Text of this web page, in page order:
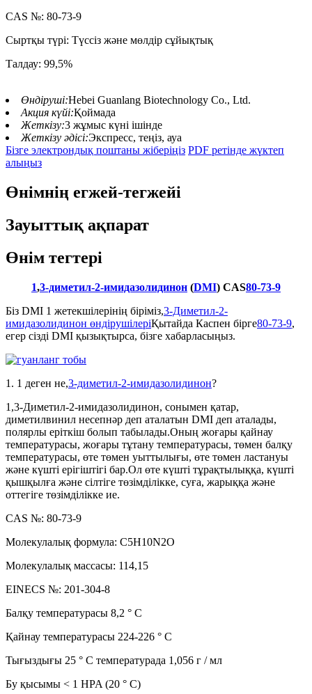
CAS №: 80-73-9
Сыртқы түрі: Түссіз және мөлдір сұйықтық
Талдау: 99,5%
Өндіруші:Hebei Guanlang Biotechnology Co., Ltd.
Акция күйі:Қоймада
Жеткізу:3 жұмыс күні ішінде
Жеткізу әдісі:Экспресс, теңіз, ауа
Бізге электрондық поштаны жіберіңіз PDF ретінде жүктеп
алыңыз
Өнімнің егжей-тегжейі
Зауыттық ақпарат
Өнім тегтері
1,3-диметил-2-имидазолидинон (DMI) CAS80-73-9
Біз DMI 1 жетекшілерінің біріміз,3-Диметил-2-
имидазолидинон өндірушілеріҚытайда Каспен бірге80-73-9,
егер сізді DMI қызықтырса, бізге хабарласыңыз.
1. 1 деген не,3-диметил-2-имидазолидинон?
1,3-Диметил-2-имидазолидинон, сонымен қатар,
диметилвинил несепнәр деп аталатын DMI деп аталады,
полярлы еріткіш болып табылады.Оның жоғары қайнау
температурасы, жоғары тұтану температурасы, төмен балқу
температурасы, өте төмен уыттылығы, өте төмен ластануы
және күшті ерігіштігі бар.Ол өте күшті тұрақтылыққа, күшті
қышқылға және сілтіге төзімділікке, суға, жарыққа және
оттегіге төзімділікке ие.
CAS №: 80-73-9
Молекулалық формула: C5H10N2O
Молекулалық массасы: 114,15
EINECS №: 201-304-8
Балқу температурасы 8,2 ° C
Қайнау температурасы 224-226 ° C
Тығыздығы 25 ° C температурада 1,056 г / мл
Бу қысымы < 1 HPA (20 ° C)